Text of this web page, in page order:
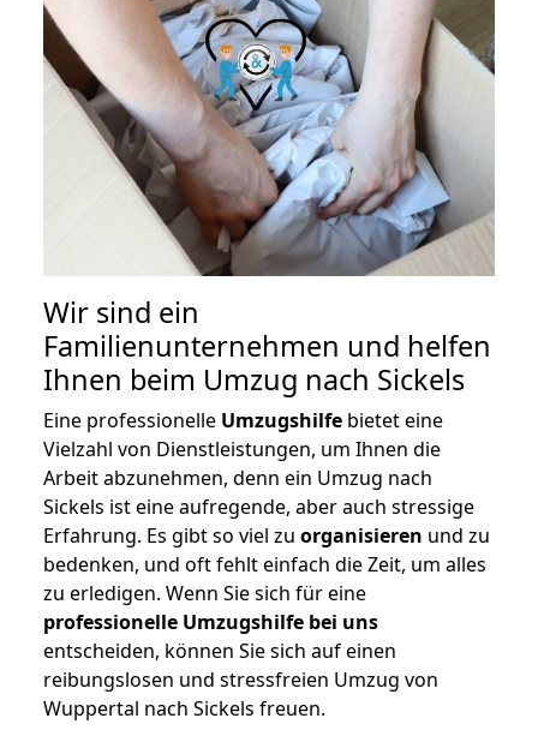
Wir sind ein
Familienunternehmen und helfen
Ihnen beim Umzug nach Sickels
Eine professionelle Umzugshilfe bietet eine
Vielzahl von Dienstleistungen, um Ihnen die
Arbeit abzunehmen, denn ein Umzug nach
Sickels ist eine aufregende, aber auch stressige
Erfahrung. Es gibt so viel zu organisieren und zu
bedenken, und oft fehlt einfach die Zeit, um alles
zu erledigen. Wenn Sie sich für eine
professionelle Umzugshilfe bei uns
entscheiden, können Sie sich auf einen
reibungslosen und stressfreien Umzug von
Wuppertal nach Sickels freuen.